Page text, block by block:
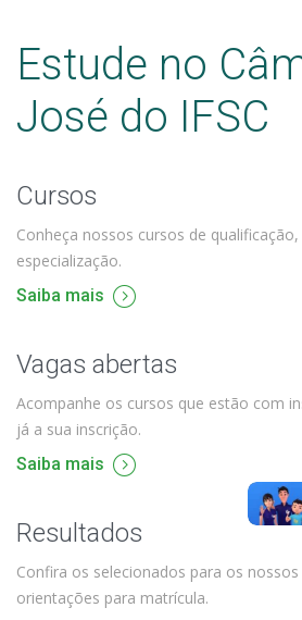
Estude no
José do IFSC
Cursos
Conheça nossos cursos de
especialização.
Saiba mais
Vagas abertas
Acompanhe os cursos que estão com
já a sua inscrição.
Saiba mais
Resultados
Confira os selecionados para os
orientações para matrícula.